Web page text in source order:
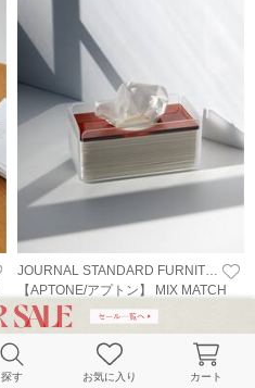
【APTONE/アプトン】 MIX MATCH
ティッシュケース
¥7,920
探す お気に入り カート